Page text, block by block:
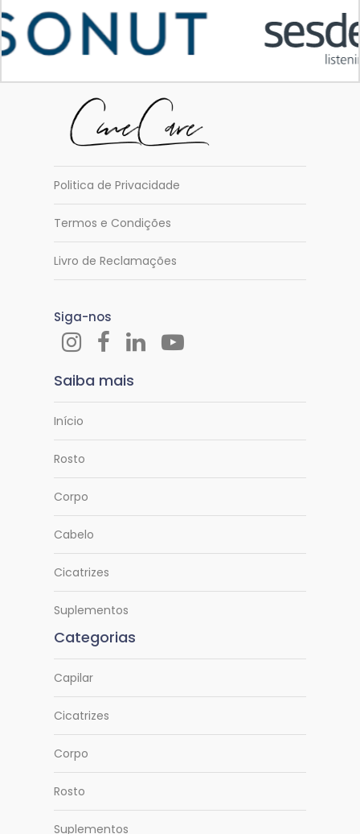
Politica de Privacidade
Termos e Condições
Livro de Reclamações
Siga-nos
Saiba mais
Início
Rosto
Corpo
Cabelo
Cicatrizes
Suplementos
Categorias
Capilar
Cicatrizes
Corpo
Rosto
Suplementos